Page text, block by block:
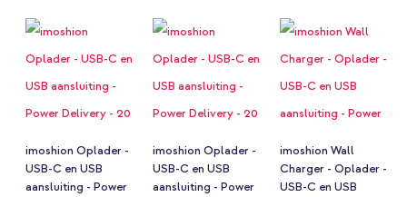
imoshion Oplader -
USB-C en USB
aansluiting - Power
imoshion Oplader -
USB-C en USB
aansluiting - Power
imoshion Wall
Charger - Oplader -
USB-C en USB